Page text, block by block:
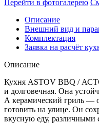
БАРБЕКЮ
№
7
(ширина
1940
мм)
Количество
Перейти в фотогалерею
Описание
Внешний вид и
Комплектация
Заявка на расчёт
Описание
Кухня ASTOV BBQ /
и долговечная. Она
А керамический гриль —
готовить на улице. Он
вкусную еду, различными